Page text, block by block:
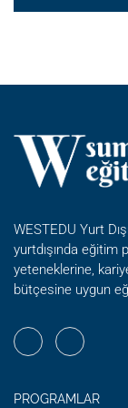
MORE
YAZ
WESTEDU Yurt
yurtdışında eğitim
yeteneklerine,
bütçesine uygun
PROGRAMLAR